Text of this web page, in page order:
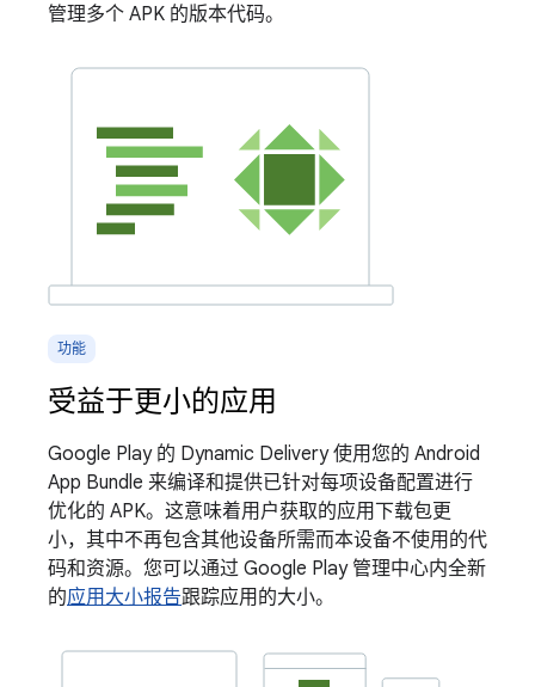
管理多个 APK 的版本代码。
功能
受益于更小的应用
Google Play 的 Dynamic Delivery 使用您的 Android
App Bundle 来编译和提供已针对每项设备配置进行
优化的 APK。这意味着用户获取的应用下载包更
小，其中不再包含其他设备所需而本设备不使用的代
码和资源。您可以通过 Google Play 管理中心内全新
的应用大小报告跟踪应用的大小。